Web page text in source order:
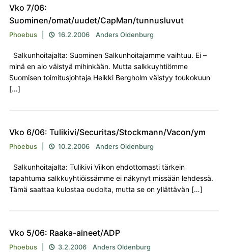
Vko 7/06:
Suominen/omat/uudet/CapMan/tunnusluvut
Phoebus 16.2.2006 Anders Oldenburg
Salkunhoitajalta: Suominen Salkunhoitajamme vaihtuu. Ei –
minä en aio väistyä mihinkään. Mutta salkkuyhtiömme
Suomisen toimitusjohtaja Heikki Bergholm väistyy toukokuun
[…]
Vko 6/06: Tulikivi/Securitas/Stockmann/Vacon/ym
Phoebus 10.2.2006 Anders Oldenburg
Salkunhoitajalta: Tulikivi Viikon ehdottomasti tärkein
tapahtuma salkkuyhtiöissämme ei näkynyt missään lehdessä.
Tämä saattaa kulostaa oudolta, mutta se on yllättävän […]
Vko 5/06: Raaka-aineet/ADP
Phoebus 3.2.2006 Anders Oldenburg